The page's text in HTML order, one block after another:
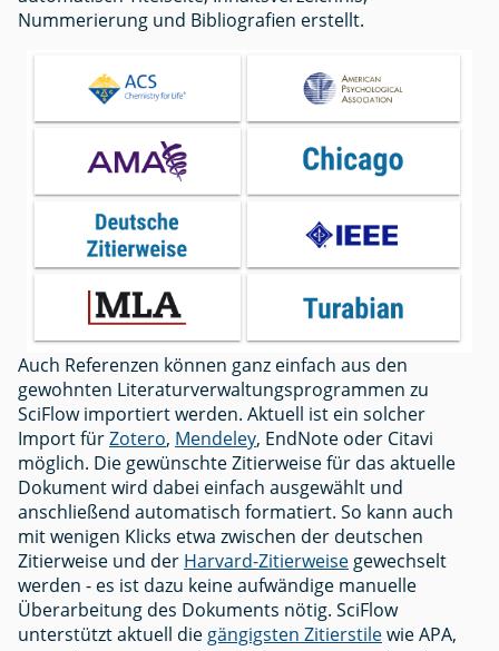
Nummerierung und Bibliografien erstellt.
Auch Referenzen können ganz einfach aus den
gewohnten Literaturverwaltungsprogrammen zu
SciFlow importiert werden. Aktuell ist ein solcher
Import fürZotero, Mendeley, EndNote oder Citavi
möglich. Die gewünschte Zitierweise für das aktuelle
Dokument wird dabei einfach ausgewählt und
anschließend automatisch formatiert. So kann auch
mit wenigen Klicks etwa zwischen der deutschen
Zitierweise und der Harvard-Zitierweise gewechselt
werden - es ist dazu keine aufwändige manuelle
Überarbeitung des Dokuments nötig. SciFlow
unterstützt aktuell die gängigsten Zitierstilewie APA,